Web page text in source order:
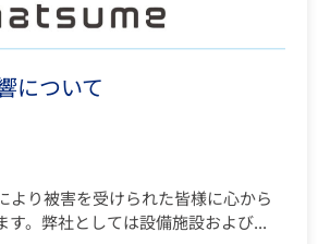
について
より被害を受けられた皆様に心から
す。弊社としては設備施設および...